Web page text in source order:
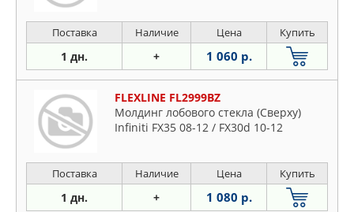
Поставка Наличие Цена Купить
1 дн. + 1 060 р.
FLEXLINE FL2999BZ
Молдинг лобового стекла (Сверху)
Infiniti FX35 08-12 / FX30d 10-12
Поставка Наличие Цена Купить
1 дн. + 1 080 р.